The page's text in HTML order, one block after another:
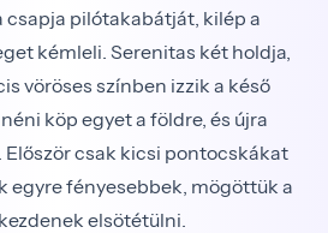
csapja pilótakabátját, kilép a
kémleli. Serenitas két holdja,
vöröses színben izzik a késő
köp egyet a földre, és újra
csak kicsi pontocskákat
egyre fényesebbek, mögöttük a
elsötétülni.